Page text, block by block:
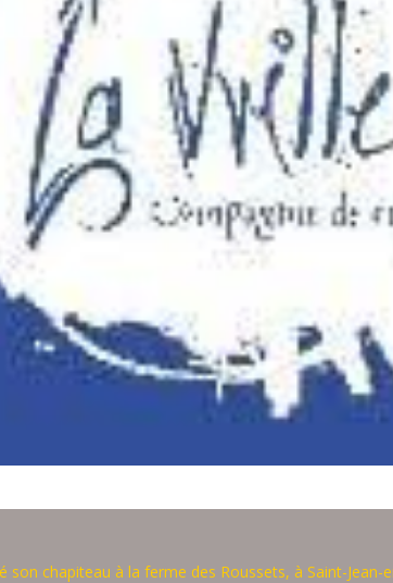
son chapiteau à la ferme des Roussets, à Saint-Jean-